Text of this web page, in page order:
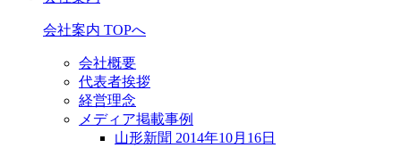
会社案内 TOPへ
会社概要
代表者挨拶
経営理念
メディア掲載事例
山形新聞 2014年10月16日